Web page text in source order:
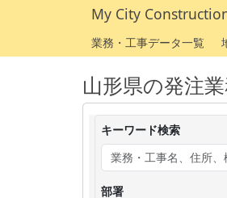
My City
業務・工事データ一覧
山形県の発注
キーワード検索
部署